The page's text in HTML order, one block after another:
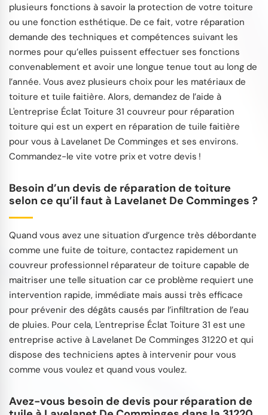
plusieurs fonctions à savoir la protection de votre toiture
ou une fonction esthétique. De ce fait, votre réparation
demande des techniques et compétences suivant les
normes pour qu’elles puissent effectuer ses fonctions
convenablement et avoir une longue tenue tout au long de
l’année. Vous avez plusieurs choix pour les matériaux de
toiture et tuile faitière. Alors, demandez de l’aide à
L'entreprise Éclat Toiture 31 couvreur pour réparation
toiture qui est un expert en réparation de tuile faitière
pour vous à Lavelanet De Comminges et ses environs.
Commandez-le vite votre prix et votre devis !
Besoin d’un devis de réparation de toiture
selon ce qu’il faut à Lavelanet De Comminges ?
Quand vous avez une situation d’urgence très débordante
comme une fuite de toiture, contactez rapidement un
couvreur professionnel réparateur de toiture capable de
maitriser une telle situation car ce problème requiert une
intervention rapide, immédiate mais aussi très efficace
pour prévenir des dégâts causés par l’infiltration de l’eau
de pluies. Pour cela, L'entreprise Éclat Toiture 31 est une
entreprise active à Lavelanet De Comminges 31220 et qui
dispose des techniciens aptes à intervenir pour vous
comme vous voulez et quand vous voulez.
Avez-vous besoin de devis pour réparation de